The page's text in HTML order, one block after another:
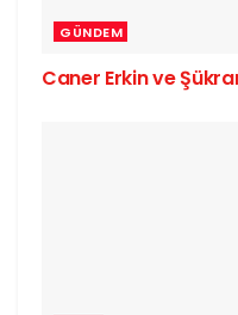
GÜNDEM
Caner Erkin ve